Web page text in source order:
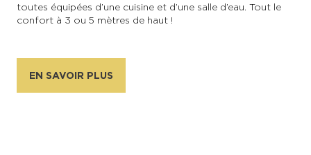
toutes équipées d’une cuisine et d’une salle d’eau. Tout le
confort à 3 ou 5 mètres de haut !
EN SAVOIR PLUS